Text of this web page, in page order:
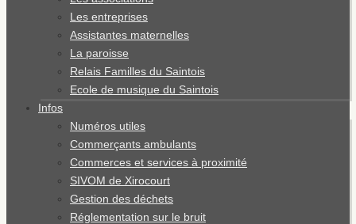
Les entreprises
Assistantes maternelles
La paroisse
Relais Familles du Saintois
Ecole de musique du Saintois
Infos
Numéros utiles
Commerçants ambulants
Commerces et services à proximité
SIVOM de Xirocourt
Gestion des déchets
Réglementation sur le bruit